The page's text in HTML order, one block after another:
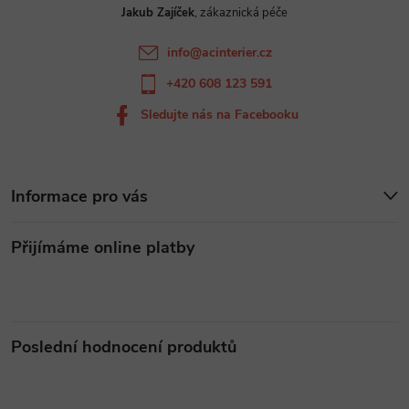
p
s
Informace pro vás
Přijímáme online platby
Poslední hodnocení produktů
Jakub Zajíček
info@acinterier.cz
+420 608 123 591
Sledujte nás na Facebooku